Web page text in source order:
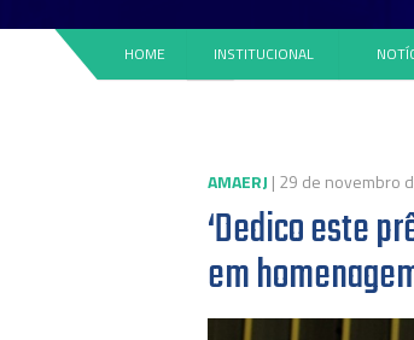
HOME INSTITUCIONAL
AMAERJ | 29 de novembro
‘Dedico este
em